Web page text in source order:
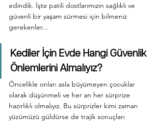
edindik. İşte patili dostlarımızın sağlıklı ve
güvenli bir yaşam sürmesi için bilmeniz
gerekenler...
Kediler İçin Evde Hangi Güvenlik
Önlemlerini Almalıyız?
Öncelikle onları asla büyümeyen çocuklar
olarak düşünmeli ve her an her sürprize
hazırlıklı olmalıyız. Bu sürprizler kimi zaman
yüzümüzü güldürse de trajik sonuçları